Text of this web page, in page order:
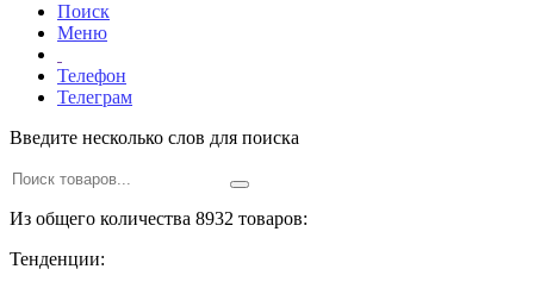
Поиск
Меню
Телефон
Телеграм
Введите несколько слов для поиска
Из общего количества 8932 товаров:
Тенденции: